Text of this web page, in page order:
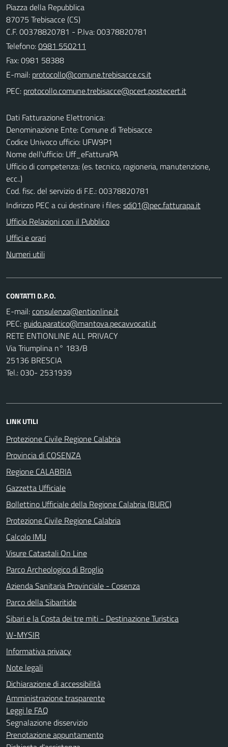
Piazza della Repubblica
87075 Trebisacce (CS)
C.F. 00378820781 - P.Iva: 00378820781
Telefono:0981 550211
Fax: 0981 58388
E-mail:
PEC:
Dati Fatturazione Elettronica:
Denominazione Ente: Comune di Trebisacce
Codice Univoco ufficio: UFW9P1
Nome dell'ufficio: Uff_eFatturaPA
Ufficio di competenza: (es. tecnico, ragioneria, manutenzione,
ecc..)
Cod. fisc. del servizio di F.E.: 00378820781
Indirizzo PEC a cui destinare i files:sdi01@pec.fatturapa.it
Ufficio Relazioni con il Pubblico
Uffici e orari
Numeri utili
CONTATTI D.P.O.
E-mail:
PEC:
RETE ENTIONLINE ALL PRIVACY
Via Triumplina n° 183/B
25136 BRESCIA
Tel.: 030- 2531939
LINK UTILI
Protezione Civile Regione Calabria
Provincia di COSENZA
Regione CALABRIA
Gazzetta Ufficiale
Bollettino Ufficiale della Regione Calabria (BURC)
Protezione Civile Regione Calabria
Calcolo IMU
Visure Catastali On Line
Parco Archeologico di Broglio
Azienda Sanitaria Provinciale - Cosenza
Parco della Sibaritide
Sibari e la Costa dei tre miti - Destinazione Turistica
W-MYSIR
Informativa privacy
Note legali
Dichiarazione di accessibilità
Amministrazione trasparente
Leggi le FAQ
Segnalazione disservizio
Prenotazione appuntamento